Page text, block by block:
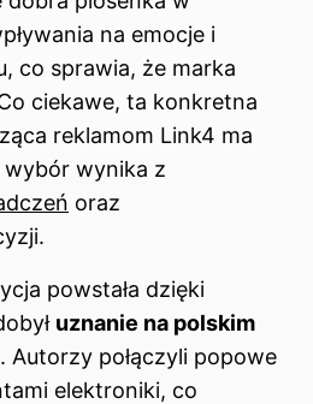
na emocje i
co sprawia, że marka
ciekawe, ta konkretna
reklamom Link4 ma
wybór wynika z
oraz
powstała dzięki
uznanie na polskim
. Autorzy połączyli popowe
elektroniki, co